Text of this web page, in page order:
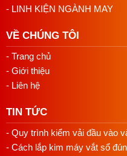
- LINH KIỆN NGÀNH MAY
VỀ CHÚNG TÔI
- Trang chủ
- Giới thiệu
- Liên hệ
TIN TỨC
- Quy trình kiểm vải đầu vào
- Cách lắp kim máy vắt sổ